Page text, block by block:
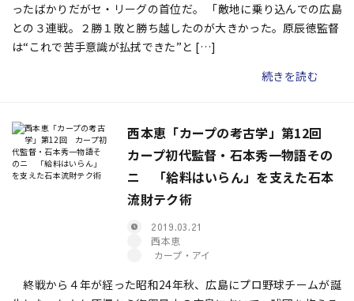
ったばかりだがセ・リーグの首位だ。 「敵地に乗り込んでの広島
との３連戦。２勝１敗と勝ち越したのが大きかった。原辰徳監督
は“これで苦手意識が払拭できた”と […]
続きを読む
西本恵「カープの考古学」第12回
カープ初代監督・石本秀一物語その
ニ 「給料はいらん」を支えた石本
流財テク術
2019.03.21
西本恵
カープ・アイ
終戦から４年が経った昭和24年秋、広島にプロ野球チームが誕